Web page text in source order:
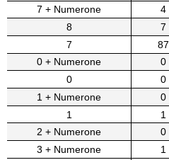
7 + Numerone
4
8
7
7
87
0 + Numerone
0
0
0
1 + Numerone
0
1
1
2 + Numerone
0
3 + Numerone
1